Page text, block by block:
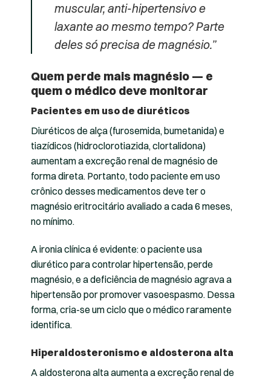
muscular, anti-hipertensivo e
laxante ao mesmo tempo? Parte
deles só precisa de magnésio.”
Quem perde mais magnésio — e
quem o médico deve monitorar
Pacientes em uso de diuréticos
Diuréticos de alça (furosemida, bumetanida) e
tiazídicos (hidroclorotiazida, clortalidona)
aumentam a excreção renal de magnésio de
forma direta. Portanto, todo paciente em uso
crônico desses medicamentos deve ter o
magnésio eritrocitário avaliado a cada 6 meses,
no mínimo.
A ironia clínica é evidente: o paciente usa
diurético para controlar hipertensão, perde
magnésio, e a deficiência de magnésio agrava a
hipertensão por promover vasoespasmo. Dessa
forma, cria-se um ciclo que o médico raramente
identifica.
Hiperaldosteronismo e aldosterona alta
A aldosterona alta aumenta a excreção renal de